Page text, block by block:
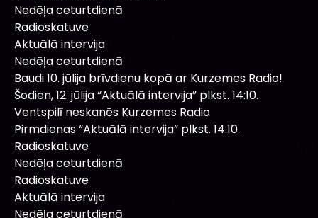
Nedēļa ceturtdienā
Radioskatuve
Aktuālā intervija
Nedēļa ceturtdienā
Baudi 10. jūlija brīvdienu kopā ar Kurzemes Radio!
Šodien, 12. jūlija “Aktuālā intervija” plkst. 14:10.
Ventspilī neskanēs Kurzemes Radio
Pirmdienas “Aktuālā intervija” plkst. 14:10.
Radioskatuve
Nedēļa ceturtdienā
Radioskatuve
Aktuālā intervija
Nedēļa ceturtdienā